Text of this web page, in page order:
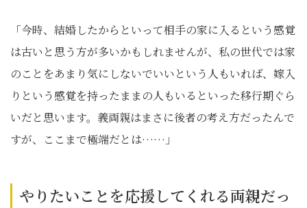
「今時、結婚したからといって相手の家に入るという感覚
は古いと思う方が多いかもしれませんが、私の世代では家
のことをあまり気にしないでいいという人もいれば、嫁入
りという感覚を持ったままの人もいるといった移行期ぐら
いだと思います。義両親はまさに後者の考え方だったんで
すが、ここまで極端だとは……」
やりたいことを応援してくれる両親だっ